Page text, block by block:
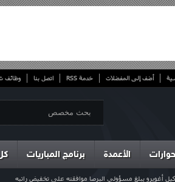
أضف إلى المفضلات خدمة RSS اتصل بنا وظائف
الأعمدة برنامج المباريات
أغويرو يبلغ مسؤولي البرصا موافقته على تخفيض راتبه